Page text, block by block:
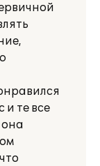
те все